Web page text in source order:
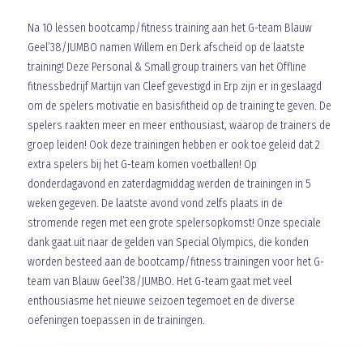
Na 10 lessen bootcamp/fitness training aan het G-team Blauw
Geel’38/JUMBO namen Willem en Derk afscheid op de laatste
training! Deze Personal & Small group trainers van het Offline
fitnessbedrijf Martijn van Cleef gevestigd in Erp zijn er in geslaagd
om de spelers motivatie en basisfitheid op de training te geven. De
spelers raakten meer en meer enthousiast, waarop de trainers de
groep leiden! Ook deze trainingen hebben er ook toe geleid dat 2
extra spelers bij het G-team komen voetballen! Op
donderdagavond en zaterdagmiddag werden de trainingen in 5
weken gegeven. De laatste avond vond zelfs plaats in de
stromende regen met een grote spelersopkomst! Onze speciale
dank gaat uit naar de gelden van Special Olympics, die konden
worden besteed aan de bootcamp/fitness trainingen voor het G-
team van Blauw Geel’38/JUMBO. Het G-team gaat met veel
enthousiasme het nieuwe seizoen tegemoet en de diverse
oefeningen toepassen in de trainingen.